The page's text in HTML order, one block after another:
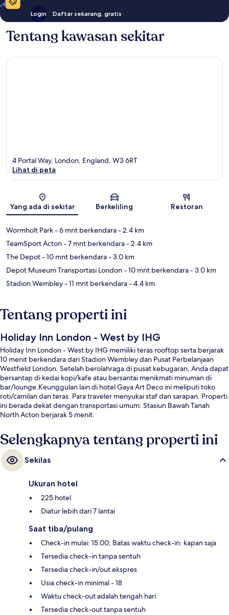
Login Daftar sekarang, gratis
Tentang kawasan sekitar
Peta
4 Portal Way, London, England, W3 6RT
Lihat di peta
Yang ada di sekitar Berkeliling Restoran
Wormholt Park- 6 mnt berkendara- 2.4 km
TeamSport Acton- 7 mnt berkendara- 2.4 km
The Depot- 10 mnt berkendara- 3.0 km
Depot Museum Transportasi London- 10 mnt berkendara- 3.0 km
Stadion Wembley- 11 mnt berkendara- 4.4 km
Tentang properti ini
Holiday Inn London - West by IHG
Holiday Inn London - West by IHG memiliki teras rooftop serta berjarak
10 menit berkendara dari Stadion Wembley dan Pusat Perbelanjaan
Westfield London. Setelah berolahraga di pusat kebugaran, Anda dapat
bersantap di kedai kopi/kafe atau bersantai menikmati minuman di
bar/lounge.Keunggulan lain di hotel Gaya Art Deco ini meliputi toko
roti/camilan dan teras. Para traveler menyukai staf dan sarapan. Properti
ini berada dekat dengan transportasi umum: Stasiun Bawah Tanah
North Acton berjarak 5 menit.
Selengkapnya tentang properti ini
Sekilas
Ukuran hotel
225 hotel
Diatur lebih dari 7 lantai
Saat tiba/pulang
Check-in mulai: 15.00; Batas waktu check-in: kapan saja
Tersedia check-in tanpa sentuh
Tersedia check-in/out ekspres
Usia check-in minimal - 18
Waktu check-out adalah tengah hari
Tersedia check-out tanpa sentuh